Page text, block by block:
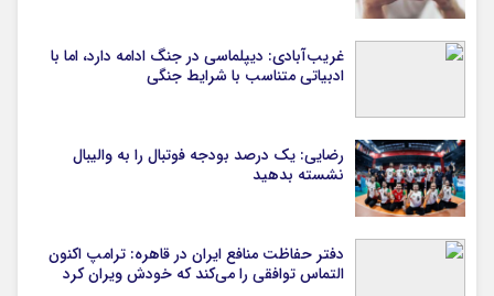
غریب‌آبادی: دیپلماسی در جنگ ادامه دارد، اما با
ادبیاتی متناسب با شرایط جنگی
رضایی: یک درصد بودجه فوتبال را به والیبال
نشسته بدهید
دفتر حفاظت منافع ایران در قاهره: ترامپ اکنون
التماس توافقی را می‌کند که خودش ویران کرد